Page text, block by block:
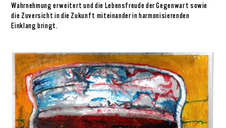
Wahrnehmung erweitert und die Lebensfreude der Gegenwart sowie
die Zuversicht in die Zukunft miteinander in harmonisierenden
Einklang bringt.